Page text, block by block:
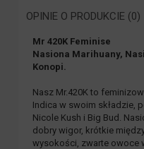
OPINIE O PRODUKCIE (0)
Mr 420K Feminise
Nasiona Marihuany,
Konopi.
Nasz Mr.420K to
Indica w swoim składzie,
Nicole Kush i Big Bud.
dobry wigor, krótkie
wysokości, zwarte owoce